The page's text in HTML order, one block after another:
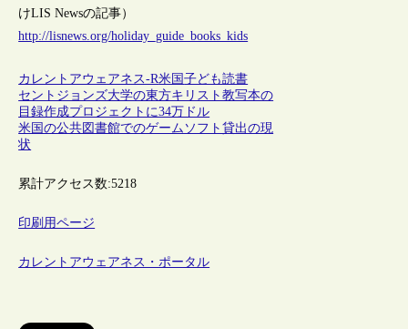
けLIS Newsの記事）
http://lisnews.org/holiday_guide_books_kids
カレントアウェアネス-R米国子ども読書
セントジョンズ大学の東方キリスト教写本の
目録作成プロジェクトに34万ドル
米国の公共図書館でのゲームソフト貸出の現
状
累計アクセス数:5218
印刷用ページ
カレントアウェアネス・ポータル